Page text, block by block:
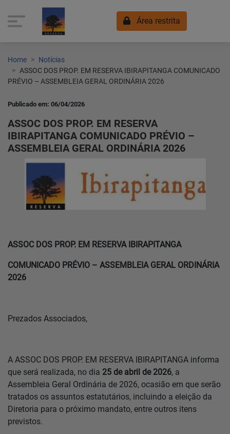
Área restrita
Home
Notícias
Baixe o App
Área restrita
Home
Notícias
ASSOC DOS PROP. EM RESERVA IBIRAPITANGA COMUNICADO
PRÉVIO – ASSEMBLEIA GERAL ORDINÁRIA 2026
Publicado em: 06/04/2026
ASSOC DOS PROP. EM RESERVA
IBIRAPITANGA COMUNICADO PRÉVIO –
ASSEMBLEIA GERAL ORDINÁRIA 2026
ASSOC DOS PROP. EM RESERVA IBIRAPITANGA
COMUNICADO PRÉVIO – ASSEMBLEIA GERAL ORDINÁRIA
2026
Prezados Associados,
A ASSOC DOS PROP. EM RESERVA IBIRAPITANGA informa
que será realizada, no dia 25 de abril de 2026, a
Assembleia Geral Ordinária de 2026, ocasião em que serão
tratados os assuntos estatutários, incluindo a eleição da
Diretoria para o próximo mandato, entre outros itens
previstos.